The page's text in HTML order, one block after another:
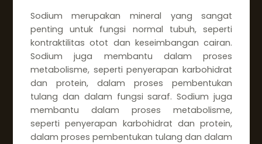
Sodium merupakan mineral yang sangat
penting untuk fungsi normal tubuh, seperti
kontraktilitas otot dan keseimbangan cairan.
Sodium juga membantu dalam proses
metabolisme, seperti penyerapan karbohidrat
dan protein, dalam proses pembentukan
tulang dan dalam fungsi saraf. Sodium juga
membantu dalam proses metabolisme,
seperti penyerapan karbohidrat dan protein,
dalam proses pembentukan tulang dan dalam